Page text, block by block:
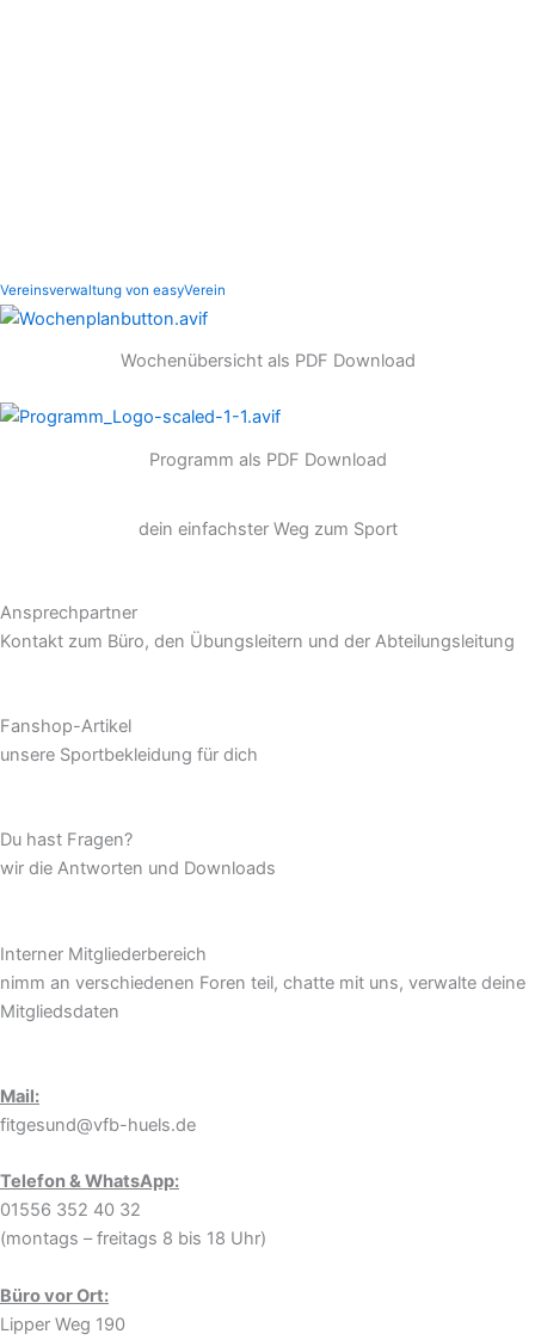
Vereinsverwaltung von easyVerein
Wochenübersicht als PDF Download
Programm als PDF Download
dein einfachster Weg zum Sport
Ansprechpartner
Kontakt zum Büro, den Übungsleitern und der Abteilungsleitung
Fanshop-Artikel
unsere Sportbekleidung für dich
Du hast Fragen?
wir die Antworten und Downloads
Interner Mitgliederbereich
nimm an verschiedenen Foren teil, chatte mit uns, verwalte deine
Mitgliedsdaten
Mail:
fitgesund@vfb-huels.de
Telefon & WhatsApp:
01556 352 40 32
(montags – freitags 8 bis 18 Uhr)
Büro vor Ort:
Lipper Weg 190